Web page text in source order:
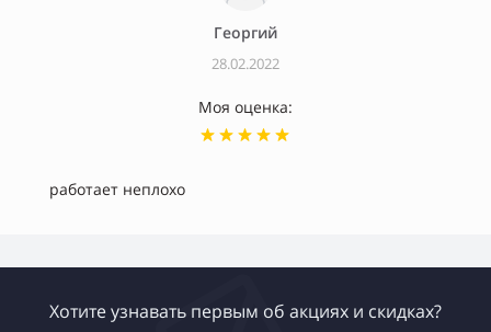
Георгий
28.02.2022
Моя оценка:
работает неплохо
Хотите узнавать первым об акциях и скидках?